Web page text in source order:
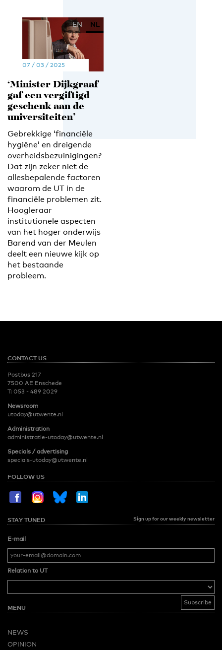
EN NL
07 / 03 / 2025
‘Minister Dijkgraaf
gaf een vergiftigd
geschenk aan de
universiteiten’
Gebrekkige ‘financiële
hygiëne’ en dreigende
overheidsbezuinigingen?
Dat zijn zeker niet de
allesbepalende factoren
waarom de UT in de
financiële problemen zit.
Hoogleraar
institutionele aspecten
van het hoger onderwijs
Barend van der Meulen
deelt een nieuwe kijk op
het bestaande
probleem.
CONTACT US
Postbus 217
7500 AE Enschede
T: 053 - 489 2029
Newsroom
utoday@utwente.nl
Administration
administratie-utoday@utwente.nl
Specials / advertising
specials-utoday@utwente.nl
FOLLOW US
STAY TUNED Sign up for our weekly newsletter
E-mail
Relation to UT
MENU
NEWS
OPINION